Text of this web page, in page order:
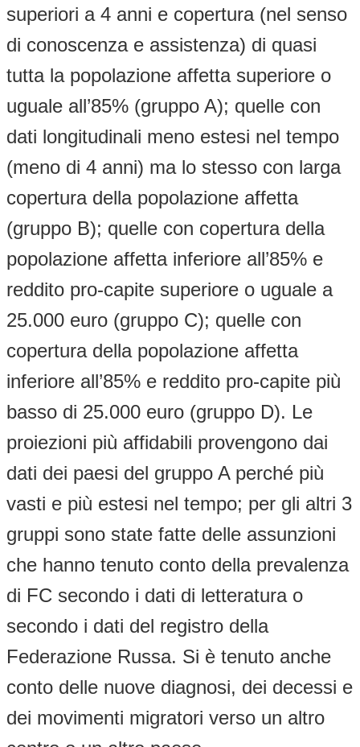
superiori a 4 anni e copertura (nel senso
di conoscenza e assistenza) di quasi
tutta la popolazione affetta superiore o
uguale all’85% (gruppo A); quelle con
dati longitudinali meno estesi nel tempo
(meno di 4 anni) ma lo stesso con larga
copertura della popolazione affetta
(gruppo B); quelle con copertura della
popolazione affetta inferiore all’85% e
reddito pro-capite superiore o uguale a
25.000 euro (gruppo C); quelle con
copertura della popolazione affetta
inferiore all’85% e reddito pro-capite più
basso di 25.000 euro (gruppo D). Le
proiezioni più affidabili provengono dai
dati dei paesi del gruppo A perché più
vasti e più estesi nel tempo; per gli altri 3
gruppi sono state fatte delle assunzioni
che hanno tenuto conto della prevalenza
di FC secondo i dati di letteratura o
secondo i dati del registro della
Federazione Russa. Si è tenuto anche
conto delle nuove diagnosi, dei decessi e
dei movimenti migratori verso un altro